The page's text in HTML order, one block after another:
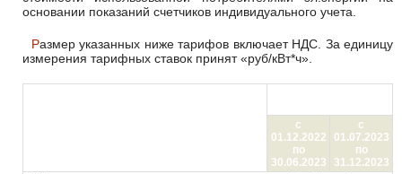
основании показаний счетчиков индивидуального учета.
Размер указанных ниже тарифов включает НДС. За единицу
измерения тарифных ставок принят «руб/кВт*ч».
с
01.12.2022
по
30.06.2023
с
01.07.2023
по
31.12.2023